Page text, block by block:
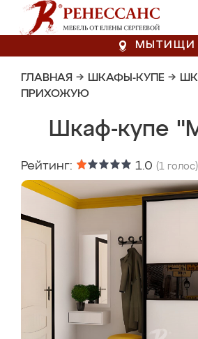
МЫТИЩИ
ГЛАВНАЯ → ШКАФЫ-КУПЕ →
ПРИХОЖУЮ
Шкаф-купе
Рейтинг: 1.0 (1 голос)